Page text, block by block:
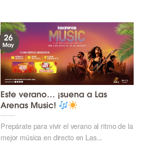
Este verano… ¡suena a Las
Arenas Music!
Prepárate para vivir el verano al ritmo de la
mejor música en directo en Las...
26
May